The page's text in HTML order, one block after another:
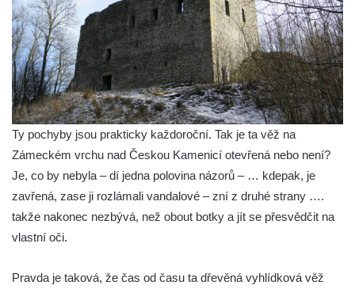
Ty pochyby jsou prakticky každoroční. Tak je ta věž na
Zámeckém vrchu nad Českou Kamenicí otevřená nebo není?
Je, co by nebyla – dí jedna polovina názorů – … kdepak, je
zavřená, zase ji rozlámali vandalové – zní z druhé strany ….
takže nakonec nezbývá, než obout botky a jít se přesvědčit na
vlastní oči.
Pravda je taková, že čas od času ta dřevěná vyhlídková věž